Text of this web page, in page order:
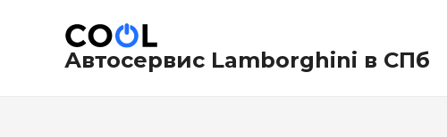
содержимомуАвтосервис Lamborghini в СПб
по
записям